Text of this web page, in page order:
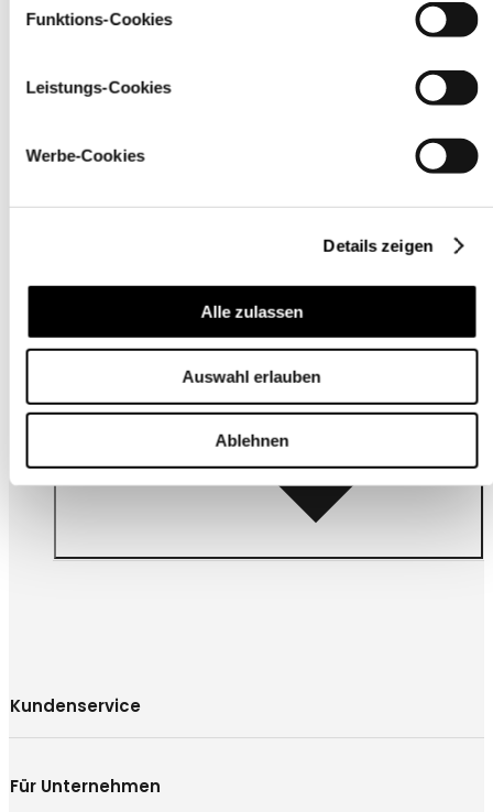
Funktions-Cookies
Leistungs-Cookies
Werbe-Cookies
Details zeigen
Alle zulassen
Auswahl erlauben
Ablehnen
Für
Kundenservice
Für Unternehmen